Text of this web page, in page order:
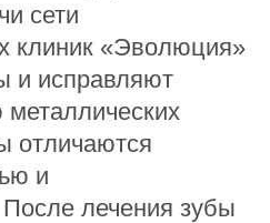
сети
клиник «Эволюция»
и исправляют
отличаются
и
лечения зубы